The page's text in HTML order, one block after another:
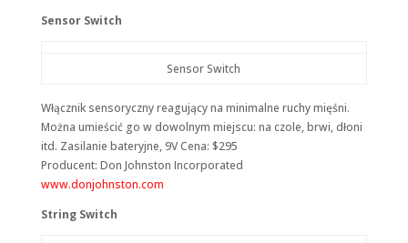
Sensor Switch
Sensor Switch
Włącznik sensoryczny reagujący na minimalne ruchy mięśni.
Można umieścić go w dowolnym miejscu: na czole, brwi, dłoni
itd. Zasilanie bateryjne, 9V Cena: $295
Producent: Don Johnston Incorporated
www.donjohnston.com
String Switch